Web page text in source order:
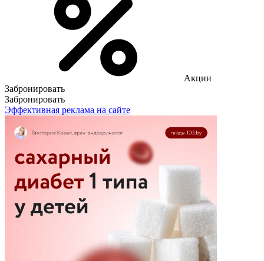
Акции
Забронировать
Забронировать
Эффективная реклама на сайте